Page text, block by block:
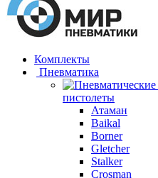
Комплекты
Пневматика
пистолеты
Атаман
Baikal
Borner
Gletcher
Stalker
Crosman